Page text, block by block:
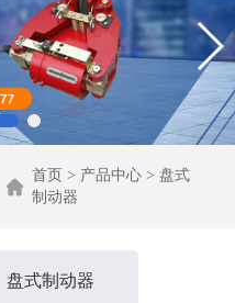
首页 > 产品中心 > 盘式
制动器
盘式制动器